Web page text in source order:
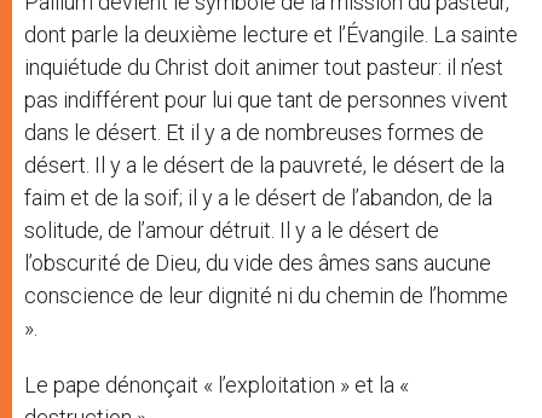
dont parle la deuxième lecture et l’Évangile. La sainte
inquiétude du Christ doit animer tout pasteur: il n’est
pas indifférent pour lui que tant de personnes vivent
dans le désert. Et il y a de nombreuses formes de
désert. Il y a le désert de la pauvreté, le désert de la
faim et de la soif; il y a le désert de l’abandon, de la
solitude, de l’amour détruit. Il y a le désert de
l’obscurité de Dieu, du vide des âmes sans aucune
conscience de leur dignité ni du chemin de l’homme
».
Le pape dénonçait « l’exploitation » et la «